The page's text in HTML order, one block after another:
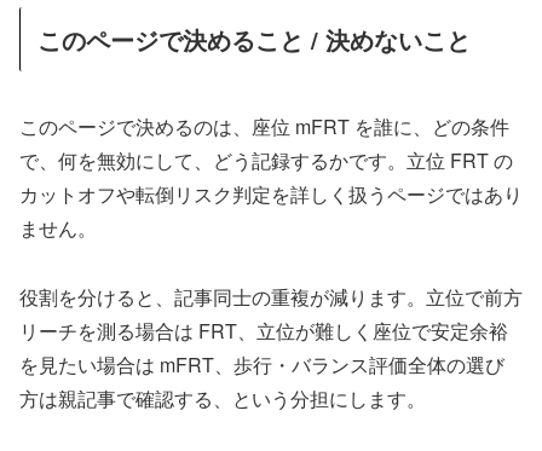
このページで決めること / 決めないこと
このページで決めるのは、座位 mFRT を誰に、どの条件
で、何を無効にして、どう記録するかです。立位 FRT の
カットオフや転倒リスク判定を詳しく扱うページではあり
ません。
役割を分けると、記事同士の重複が減ります。立位で前方
リーチを測る場合は FRT、立位が難しく座位で安定余裕
を見たい場合は mFRT、歩行・バランス評価全体の選び
方は親記事で確認する、という分担にします。